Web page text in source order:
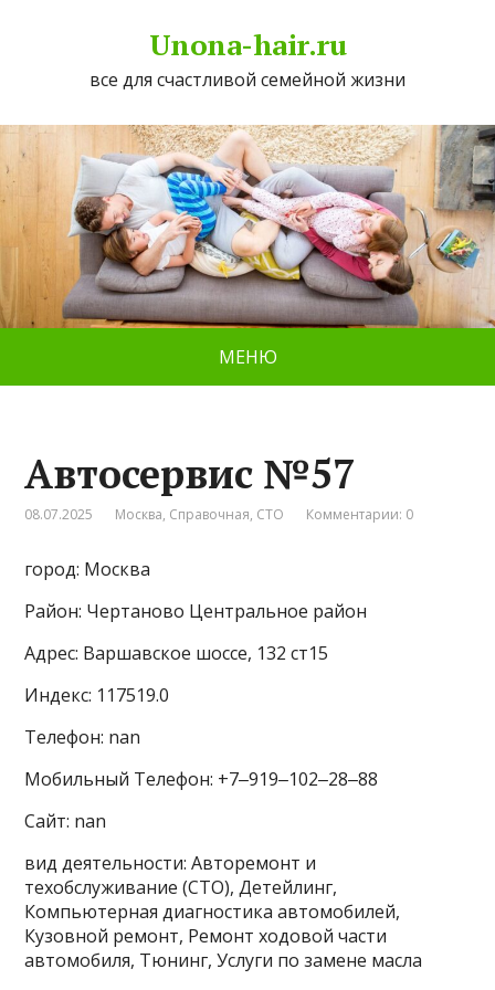
Unona-hair.ru
все для счастливой семейной жизни
МЕНЮ
Автосервис №57
08.07.2025 Москва, Справочная, СТО Комментарии: 0
город: Москва
Район: Чертаново Центральное район
Адрес: Варшавское шоссе, 132 ст15
Индекс: 117519.0
Телефон: nan
Мобильный Телефон: +7‒919‒102‒28‒88
Сайт: nan
вид деятельности: Авторемонт и
техобслуживание (СТО), Детейлинг,
Компьютерная диагностика автомобилей,
Кузовной ремонт, Ремонт ходовой части
автомобиля, Тюнинг, Услуги по замене масла